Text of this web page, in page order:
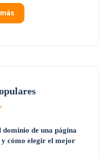
dominio de una página
y cómo elegir el mejor